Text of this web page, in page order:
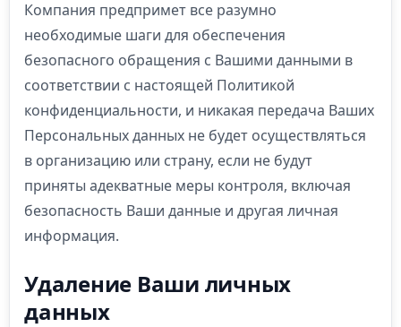
Компания предпримет все разумно
необходимые шаги для обеспечения
безопасного обращения с Вашими данными в
соответствии с настоящей Политикой
конфиденциальности, и никакая передача Ваших
Персональных данных не будет осуществляться
в организацию или страну, если не будут
приняты адекватные меры контроля, включая
безопасность Ваши данные и другая личная
информация.
Удаление Ваши личных
данных